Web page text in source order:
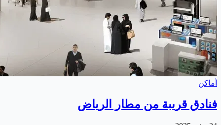
أماكن
فنادق قريبة من مطار الرياض